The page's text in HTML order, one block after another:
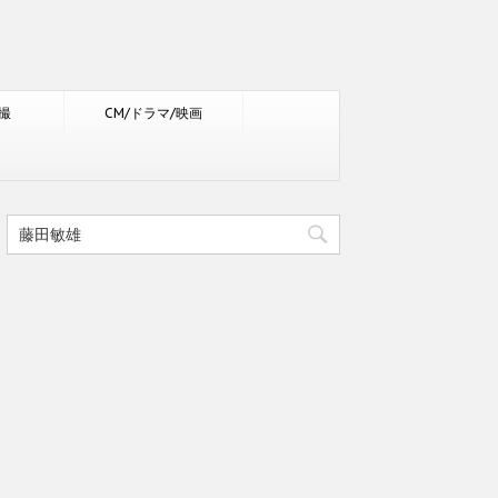
CM/ドラマ/映画